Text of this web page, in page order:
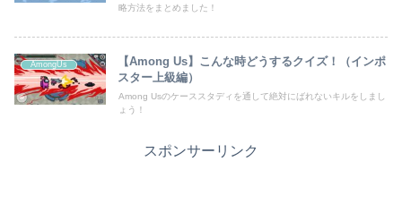
略方法をまとめました！
AmongUs
【Among Us】こんな時どうするクイズ！（インポ
スター上級編）
Among Usのケーススタディを通して絶対にばれないキルをしまし
ょう！
スポンサーリンク